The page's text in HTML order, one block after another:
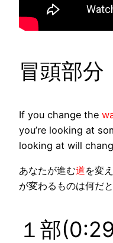
冒頭部分
If you change the
you’re looking at
looking at will
あなたが進む道を変
が変わるものは何だ
１部